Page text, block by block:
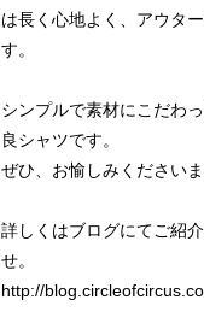
は長く心地よく、アウタ
す。
シンプルで素材にこだわ
良シャツです。
ぜひ、お愉しみくださいま
詳しくはブログにてご紹
せ。
http://